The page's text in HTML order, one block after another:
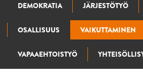
DEMOKRATIA JÄRJESTÖTYÖ
OSALLISUUS VAIKUTTAMINEN
VAPAAEHTOISTYÖ